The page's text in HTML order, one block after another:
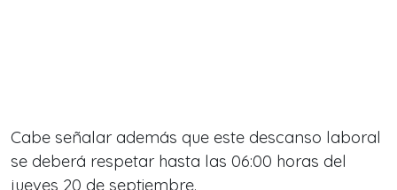
Cabe señalar además que este descanso laboral
se deberá respetar hasta las 06:00 horas del
jueves 20 de septiembre.